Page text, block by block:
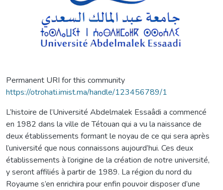
Permanent URI for this community
https://otrohati.imist.ma/handle/123456789/1
L’histoire de l’Université Abdelmalek Essaâdi a commencé
en 1982 dans la ville de Tétouan qui a vu la naissance de
deux établissements formant le noyau de ce qui sera après
l’université que nous connaissons aujourd’hui. Ces deux
établissements à l’origine de la création de notre université,
y seront affiliés à partir de 1989. La région du nord du
Royaume s’en enrichira pour enfin pouvoir disposer d’une